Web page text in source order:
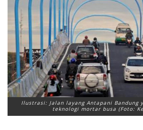
Ilustrasi: Jalan layang Antapani Bandung
teknologi mortar busa (Foto: